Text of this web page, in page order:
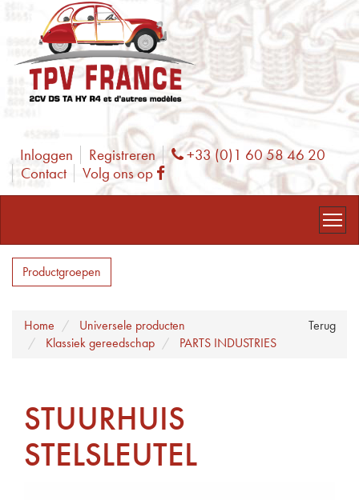
Inloggen Registreren Phone
+33 (0)1 60 58 46 20
Contact
Volg ons op Facebook
Productgroepen
Terug
Home
Universele producten
Klassiek gereedschap
PARTS INDUSTRIES
STUURHUIS
STELSLEUTEL